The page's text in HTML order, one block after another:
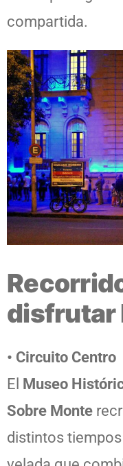
compartida.
disfrutar
• Circuito Centro
El Museo
Sobre Monte
distintos